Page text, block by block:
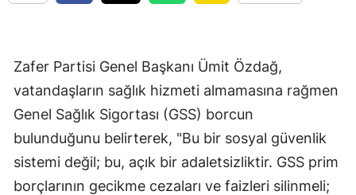
Zafer Partisi Genel Başkanı Ümit Özdağ,
vatandaşların sağlık hizmeti almamasına rağmen
Genel Sağlık Sigortası (GSS) borcun
bulunduğunu belirterek, "Bu bir sosyal güvenlik
sistemi değil; bu, açık bir adaletsizliktir. GSS prim
borçlarının gecikme cezaları ve faizleri silinmeli;